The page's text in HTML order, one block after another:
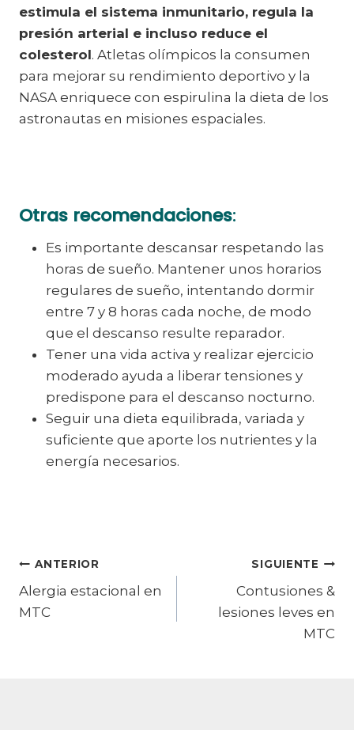
estimula el sistema inmunitario, regula la
presión arterial e incluso reduce el
colesterol. Atletas olímpicos la consumen
para mejorar su rendimiento deportivo y la
NASA enriquece con espirulina la dieta de los
astronautas en misiones espaciales.
Otras recomendaciones:
Es importante descansar respetando las
horas de sueño. Mantener unos horarios
regulares de sueño, intentando dormir
entre 7 y 8 horas cada noche, de modo
que el descanso resulte reparador.
Tener una vida activa y realizar ejercicio
moderado ayuda a liberar tensiones y
predispone para el descanso nocturno.
Seguir una dieta equilibrada, variada y
suficiente que aporte los nutrientes y la
energía necesarios.
Navegación
de
ANTERIOR
Alergia estacional en
MTC
SIGUIENTE
Contusiones &
lesiones leves en
MTC